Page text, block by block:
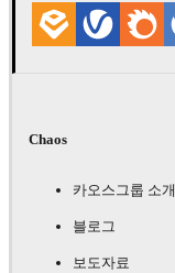
Chaos
카오스그룹 소개
블로그
보도자료